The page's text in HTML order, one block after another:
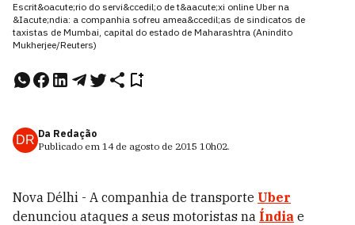
Escrit&oacute;rio do servi&ccedil;o de t&aacute;xi online Uber na
&Iacute;ndia: a companhia sofreu amea&ccedil;as de sindicatos de
taxistas de Mumbai, capital do estado de Maharashtra (Anindito
Mukherjee/Reuters)
DR Da Redação
Publicado em 14 de agosto de 2015 10h02.
Nova Délhi - A companhia de transporte Uber
denunciou ataques a seus motoristas na Índia e